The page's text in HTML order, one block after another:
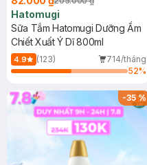
Hatomugi
Sữa Tắm Hatomugi Dưỡng Ẩm
Chiết Xuất Ý Dĩ 800ml
4.9 (123)
714/tháng
52%
-35%